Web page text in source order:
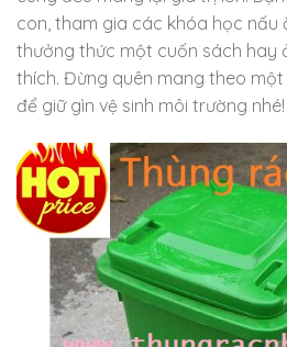
con, tham gia các khóa học nấu
thưởng thức một cuốn sách hay
thích. Đừng quên mang theo
để giữ gìn vệ sinh môi trường nhé!